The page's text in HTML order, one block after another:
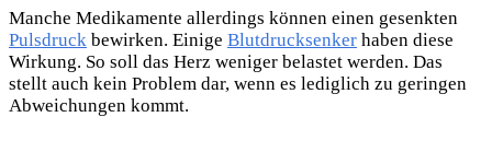
Manche Medikamente allerdings können einen gesenkten
Pulsdruck bewirken. Einige Blutdrucksenker haben diese
Wirkung. So soll das Herz weniger belastet werden. Das
stellt auch kein Problem dar, wenn es lediglich zu geringen
Abweichungen kommt.